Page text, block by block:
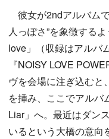
彼女が2ndアルバム
人っぽさ”を象徴する
love」（収録はアルバ
『NOISY LOVE
ヴを会場に注ぎ込むと
を挿み、ここでアルバ
Liar」へ。最近はダン
いるという大橋の意向